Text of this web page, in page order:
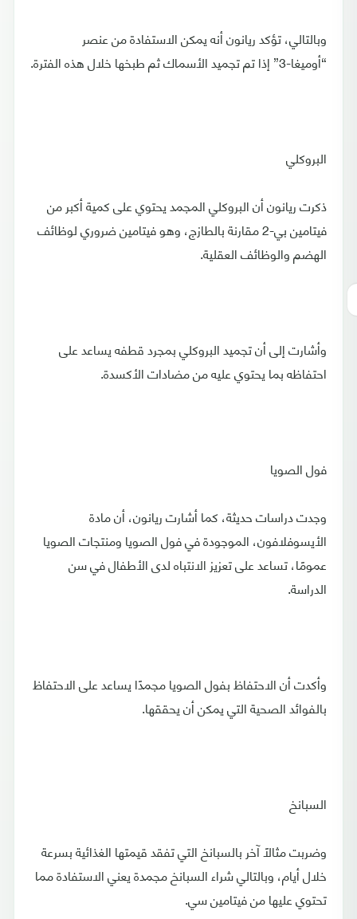
وبالتالي، تؤكد ريانون أنه يمكن الاستفادة من عنصر
“أوميغا-3” إذا تم تجميد الأسماك ثم طبخها خلال هذه الفترة.
البروكلي
ذكرت ريانون أن البروكلي المجمد يحتوي على كمية أكبر من
فيتامين بي-2 مقارنة بالطازج، وهو فيتامين ضروري لوظائف
الهضم والوظائف العقلية.
وأشارت إلى أن تجميد البروكلي بمجرد قطفه يساعد على
احتفاظه بما يحتوي عليه من مضادات الأكسدة.
فول الصويا
وجدت دراسات حديثة، كما أشارت ريانون، أن مادة
الأيسوفلافون، الموجودة في فول الصويا ومنتجات الصويا
عمومًا، تساعد على تعزيز الانتباه لدى الأطفال في سن
الدراسة.
وأكدت أن الاحتفاظ بفول الصويا مجمدًا يساعد على الاحتفاظ
بالفوائد الصحية التي يمكن أن يحققها.
السبانخ
وضربت مثالًا آخر بالسبانخ التي تفقد قيمتها الغذائية بسرعة
خلال أيام، وبالتالي شراء السبانخ مجمدة يعني الاستفادة مما
تحتوي عليها من فيتامين سي.